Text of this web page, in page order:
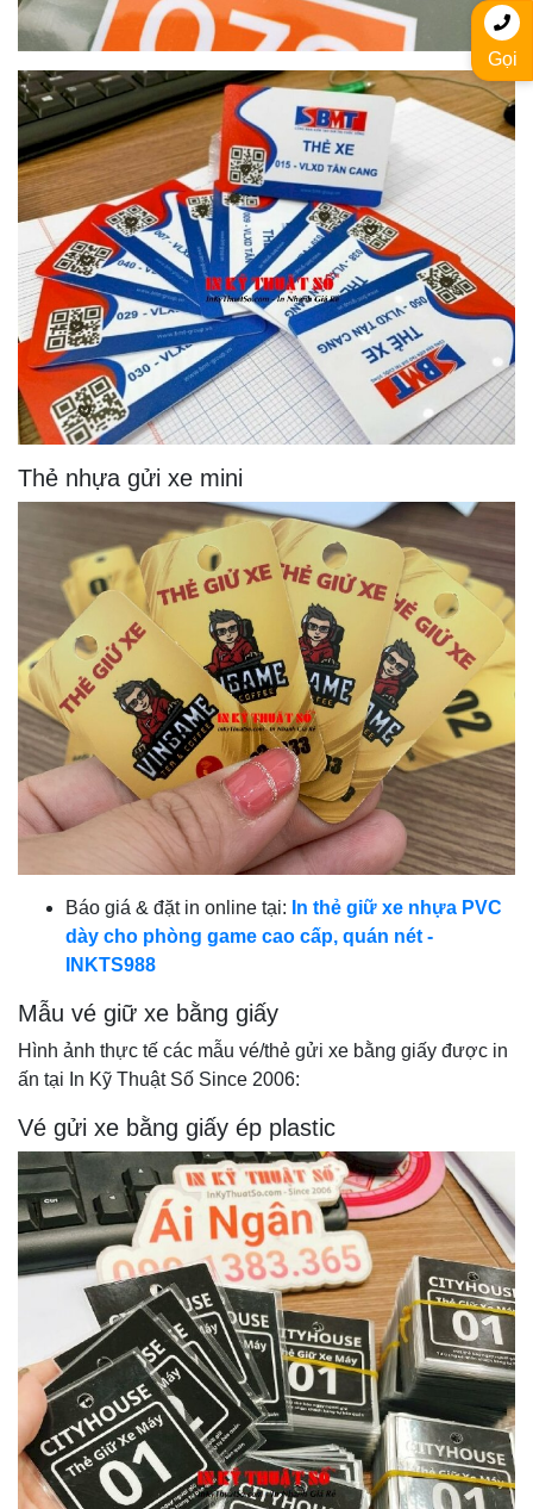
Thẻ nhựa gửi xe mini
Báo giá & đặt in online tại: In thẻ giữ xe nhựa PVC
dày cho phòng game cao cấp, quán nét -
INKTS988
Mẫu vé giữ xe bằng giấy
Hình ảnh thực tế các mẫu vé/thẻ gửi xe bằng giấy được in
ấn tại In Kỹ Thuật Số Since 2006:
Vé gửi xe bằng giấy ép plastic
Gọi